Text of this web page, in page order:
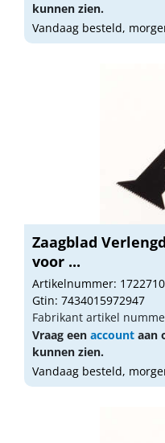
kunnen zien.
Vandaag besteld,
Zaagblad
voor ...
Artikelnummer: 1722710
Gtin: 7434015972947
Fabrikant artikel
Vraag een account aan
kunnen zien.
Vandaag besteld,